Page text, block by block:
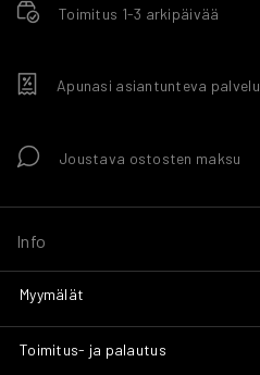
Toimitus 1-3 arkipäivää
Apunasi asiantunteva palvelu
Joustava ostosten maksu
Info
Myymälät
Toimitus- ja palautus